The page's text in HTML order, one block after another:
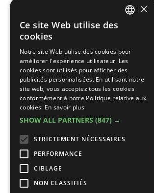
Ne manquez
dernières
Recevez nos mises à jour hebdomadaires pleines
construction et la rénovation.
E-
×
Ce site Web utilise des
cookies
Notre site Web utilise des cookies pour
améliorer l'expérience utilisateur. Les
cookies sont utilisés pour afficher des
publicités personnalisées. En utilisant notre
site web, vous acceptez tous les cookies
conformément à notre Politique relative aux
cookies. En savoir plus
SHOW ALL PARTNERS (847) →
STRICTEMENT NÉCESSAIRES
PERFORMANCE
CIBLAGE
NON CLASSIFIÉS